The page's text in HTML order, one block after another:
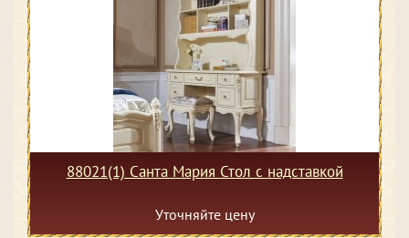
88021(1) Санта Мария Стол с надставкой
Уточняйте цену